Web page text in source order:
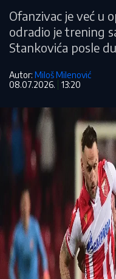
Ofanzivac je već u
odradio je trening
Stankovića posle
Autor: Miloš Milenović
08.07.2026.
13:20